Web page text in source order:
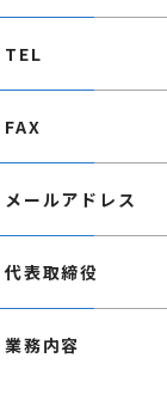
TEL
FAX
メールアドレス
代表取締役
業務内容